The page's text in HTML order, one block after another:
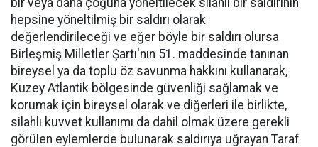
hepsine yöneltilmiş bir saldırı olarak
değerlendirileceği ve eğer böyle bir saldırı olursa
Birleşmiş Milletler Şartı'nın 51. maddesinde tanınan
bireysel ya da toplu öz savunma hakkını kullanarak,
Kuzey Atlantik bölgesinde güvenliği sağlamak ve
korumak için bireysel olarak ve diğerleri ile birlikte,
silahlı kuvvet kullanımı da dahil olmak üzere gerekli
görülen eylemlerde bulunarak saldırıya uğrayan Taraf